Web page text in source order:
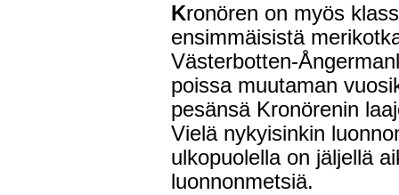
Kronören on myös
ensimmäisistä
Västerbotten-
poissa muutaman
pesänsä Kronörenin
Vielä nykyisinkin
ulkopuolella on jäljellä
luonnonmetsiä.